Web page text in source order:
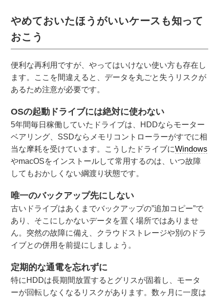
やめておいたほうがいいケースも知って
おこう
便利な再利用ですが、やってはいけない使い方も存在し
ます。ここを間違えると、データを丸ごと失うリスクが
あるため注意が必要です。
OSの起動ドライブには絶対に使わない
5年間毎日稼働していたドライブは、HDDならモーター
ベアリング、SSDならメモリコントローラーがすでに相
当な摩耗を受けています。こうしたドライブにWindows
やmacOSをインストールして常用するのは、いつ故障
してもおかしくない綱渡り状態です。
唯一のバックアップ先にしない
古いドライブはあくまでバックアップの”追加コピー”で
あり、そこにしかないデータを置く場所ではありませ
ん。突然の故障に備え、クラウドストレージや別のドラ
イブとの併用を前提にしましょう。
定期的な通電を忘れずに
特にHDDは長期間放置するとグリスが固着し、モータ
ーが回転しなくなるリスクがあります。数ヶ月に一度は